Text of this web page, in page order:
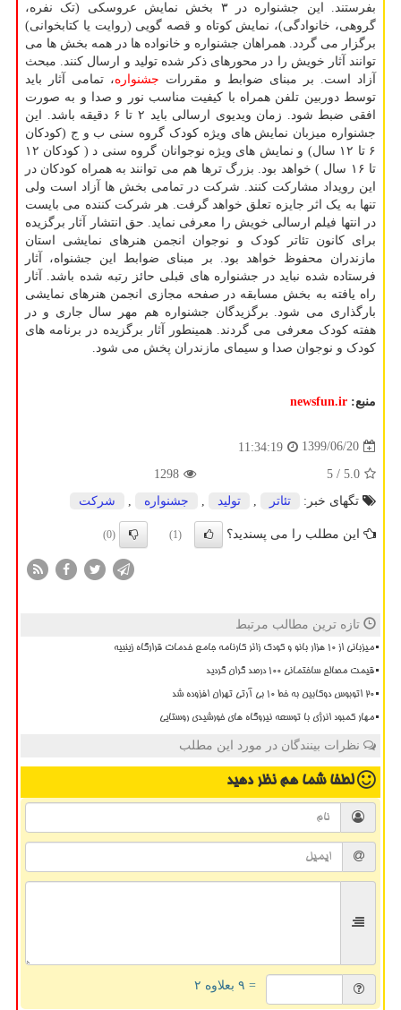
بفرستند. این جشنواره در ۳ بخش نمایش عروسکی (تک نفره،
گروهی، خانوادگی)، نمایش کوتاه و قصه گویی (روایت یا کتابخوانی)
برگزار می گردد. همراهان جشنواره و خانواده ها در همه بخش ها می
توانند آثار خویش را در محورهای ذکر شده تولید و ارسال کنند. مبحث
آزاد است. بر مبنای ضوابط و مقررات جشنواره، تمامی آثار باید
توسط دوربین تلفن همراه با کیفیت مناسب نور و صدا و به صورت
افقی ضبط شود. زمان ویدیوی ارسالی باید ۲ تا ۶ دقیقه باشد. این
جشنواره میزبان نمایش های ویژه کودک گروه سنی ب و ج (کودکان
۶ تا ۱۲ سال) و نمایش های ویژه نوجوانان گروه سنی د ( کودکان ۱۲
تا ۱۶ سال ) خواهد بود. بزرگ ترها هم می توانند به همراه کودکان در
این رویداد مشارکت کنند. شرکت در تمامی بخش ها آزاد است ولی
تنها به یک اثر جایزه تعلق خواهد گرفت. هر شرکت کننده می بایست
در انتها فیلم ارسالی خویش را معرفی نماید. حق انتشار آثار برگزیده
برای کانون تئاتر کودک و نوجوان انجمن هنرهای نمایشی استان
مازندران محفوظ خواهد بود. بر مبنای ضوابط این جشنواه، آثار
فرستاده شده نباید در جشنواره های قبلی حائز رتبه شده باشد. آثار
راه یافته به بخش مسابقه در صفحه مجازی انجمن هنرهای نمایشی
بارگذاری می شود. برگزیدگان جشنواره هم مهر سال جاری و در
هفته کودک معرفی می گردند. همینطور آثار برگزیده در برنامه های
کودک و نوجوان صدا و سیمای مازندران پخش می شود.
منبع: newsfun.ir
1399/06/20
11:34:19
5.0
/ 5
1298
تگهای خبر:
تئاتر تولید جشنواره شركت
این مطلب را می پسندید؟ (1)
(0)
تازه ترین مطالب مرتبط
میزبانی از ۱۰ هزار بانو و کودک زائر کارنامه جامع خدمات قرارگاه زینبیه
قیمت مصالح ساختمانی ۱۰۰ درصد گران گردید
20 اتوبوس دوکابین به خط 10 بی آرتی تهران افزوده شد
مهار کمبود انرژی با توسعه نیروگاه های خورشیدی روستایی
نظرات بینندگان در مورد این مطلب
لطفا شما همنظر دهید
= ۹ بعلاوه ۲